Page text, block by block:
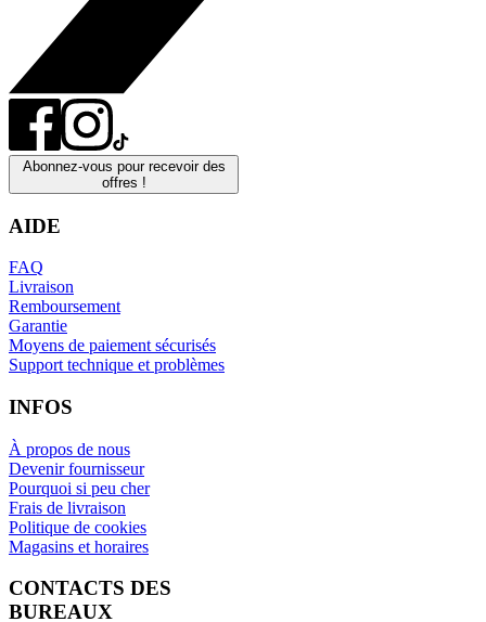
Abonnez-vous pour recevoir des
offres !
AIDE
FAQ
Livraison
Remboursement
Garantie
Moyens de paiement sécurisés
Support technique et problèmes
INFOS
À propos de nous
Devenir fournisseur
Pourquoi si peu cher
Frais de livraison
Politique de cookies
Magasins et horaires
CONTACTS DES
BUREAUX